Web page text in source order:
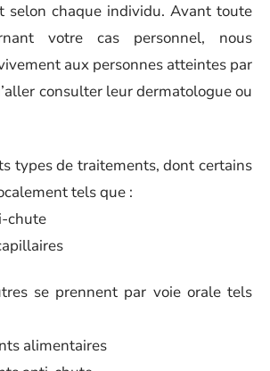
selon chaque individu. Avant toute
votre cas personnel, nous
aux personnes atteintes par
consulter leur dermatologue ou
types de traitements, dont certains
tels que :
chute
se prennent par voie orale tels
alimentaires